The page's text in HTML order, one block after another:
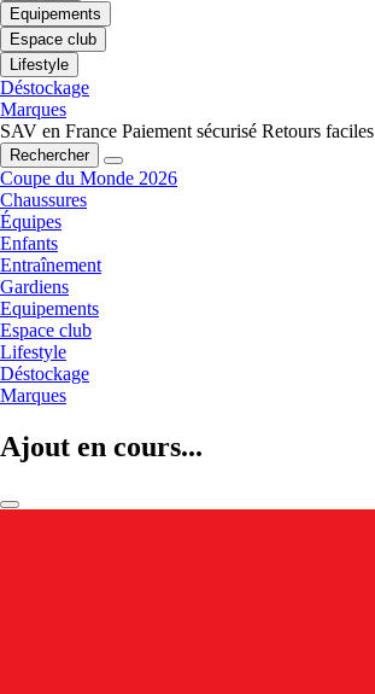
Equipements
Espace club
Lifestyle
Déstockage
Marques
SAV en France Paiement sécurisé Retours faciles
Rechercher
Coupe du Monde 2026
Chaussures
Équipes
Enfants
Entraînement
Gardiens
Equipements
Espace club
Lifestyle
Déstockage
Marques
Ajout en cours...